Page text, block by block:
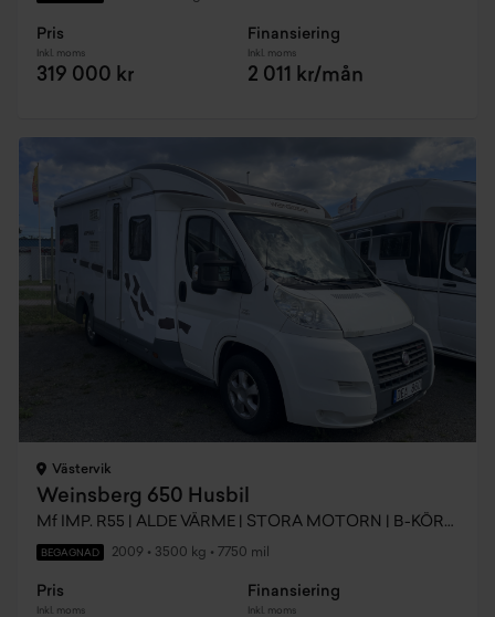
Pris
Inkl. moms
319 000 kr
Finansiering
Inkl. moms
2 011 kr/mån
Västervik
Weinsberg 650 Husbil
Mf IMP. R55 | ALDE VÄRME | STORA MOTORN | B-KÖRKORT
BEGAGNAD 2009 • 3500 kg • 7750 mil
Pris
Inkl. moms
Finansiering
Inkl. moms